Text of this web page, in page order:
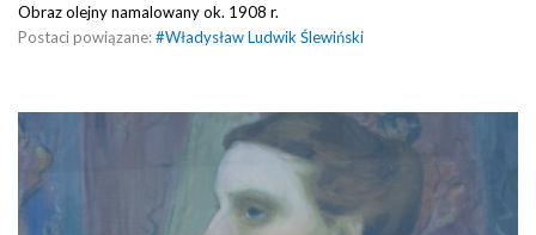
Obraz olejny namalowany ok. 1908 r.
Postaci powiązane:#Władysław Ludwik Ślewiński